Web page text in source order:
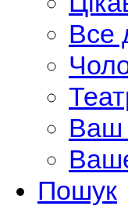
Все
Ваш
Пошук